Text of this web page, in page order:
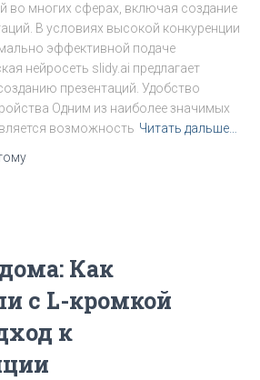
во многих сферах, включая создание
В условиях высокой конкуренции
эффективной подаче
нейросеть slidy.ai предлагает
презентаций. Удобство
Одним из наиболее значимых
возможность Читать дальше…
Как
с L-кромкой
к